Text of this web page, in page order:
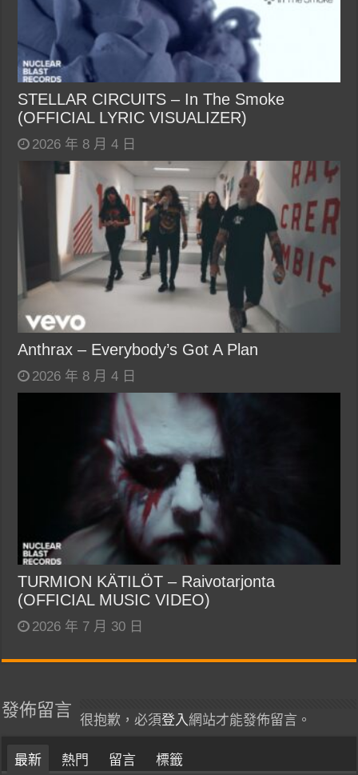
STELLAR CIRCUITS – In The Smoke
(OFFICIAL LYRIC VISUALIZER)
2026 年 8 月 4 日
Anthrax – Everybody’s Got A Plan
2026 年 8 月 4 日
TURMION KÄTILÖT – Raivotarjonta
(OFFICIAL MUSIC VIDEO)
2026 年 7 月 30 日
發佈留言
很抱歉，必須登入網站才能發佈留言。
最新 熱門 留言 標籤